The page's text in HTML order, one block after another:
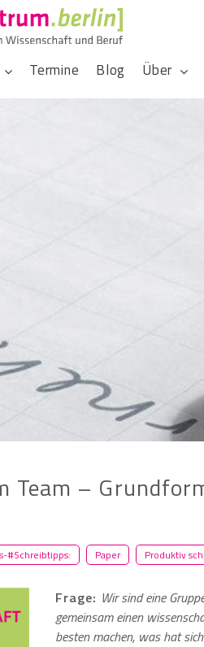
Termine Blog Über
Team –
#Schreibtipps: Paper Produktiv
Frage: Wir sind eine
gemeinsam einen
besten machen, was hat